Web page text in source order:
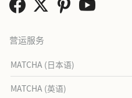
营运服务
MATCHA (日本语)
MATCHA (英语)